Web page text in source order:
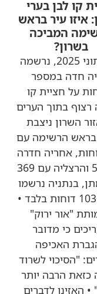
קו לבן בערי
איזו עיר בראש
המביכה
בשרון?
לפי נתוני 2025, נרשמה
חדה במספר
על חציית קו
בתוך הערים
השרון ניצבת
בראש הרשימה עם
דוחות, אחריה חדרה
עם 500 והרצליה עם 369
בנתניה נרשמו
השנה 103 דוחות בלבד •
"אור ירוק"
כי מדובר
האכיפה
"הסיכוי לשרוד
כזאת הרבה יותר
• האזינו לדברים